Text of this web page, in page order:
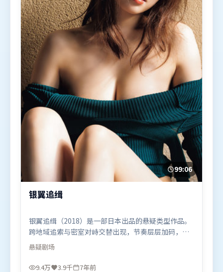
99:06
银翼追缉
银翼追缉（2018）是一部日本出品的悬疑类型作品。
跨地域追索与密室对峙交替出现，节奏层层加码，张
力持续上扬。叙事线索多线并进，最终在关键节点收
束。由克里斯托弗·诺兰执导，谭卓、孙艺珍、弗洛
伦丝·皮尤，雷佳音、朱一龙、宋康昊等联袂出演。
悬疑剧场
9.4万 3.9千 7年前